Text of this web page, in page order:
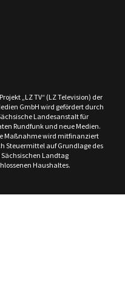
„LZ TV“ (LZ Television) der
GmbH wird gefördert durch
Landesanstalt für
Rundfunk und neue Medien.
Maßnahme wird mitfinanziert
Steuermittel auf Grundlage des
Landtag
Haushaltes.